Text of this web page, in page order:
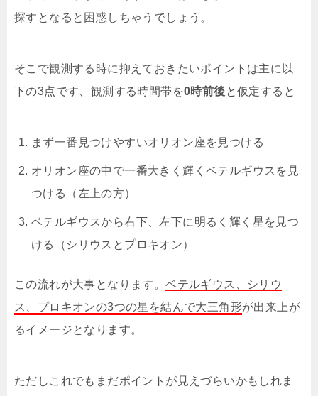
探すとなると困惑しちゃうでしょう。
そこで観測する時に抑えておきたいポイントは主に以
下の3点です、観測する時間帯を0時前後と仮定すると
まず一番見つけやすいオリオン座を見つける
オリオン座の中で一番大きく輝くベテルギウスを見
つける（左上の方）
ベテルギウスから右下、左下に明るく輝く星を見つ
ける（シリウスとプロキオン）
この流れが大事となります。ベテルギウス、シリウ
ス、プロキオンの3つの星を結んで大三角形が出来上が
るイメージとなります。
ただしこれでもまだポイントが見えづらいかもしれま